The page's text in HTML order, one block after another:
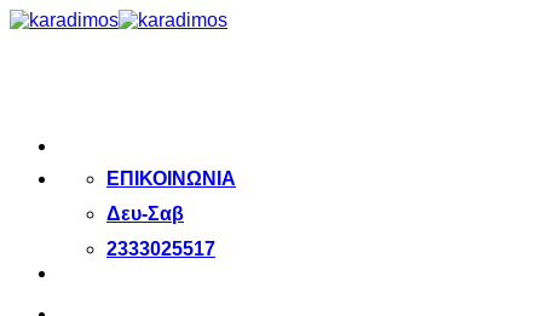
Μετάβαση
ΕΠΙΚΟΙΝΩΝΙΑ
Δευ-Σαβ
2333025517